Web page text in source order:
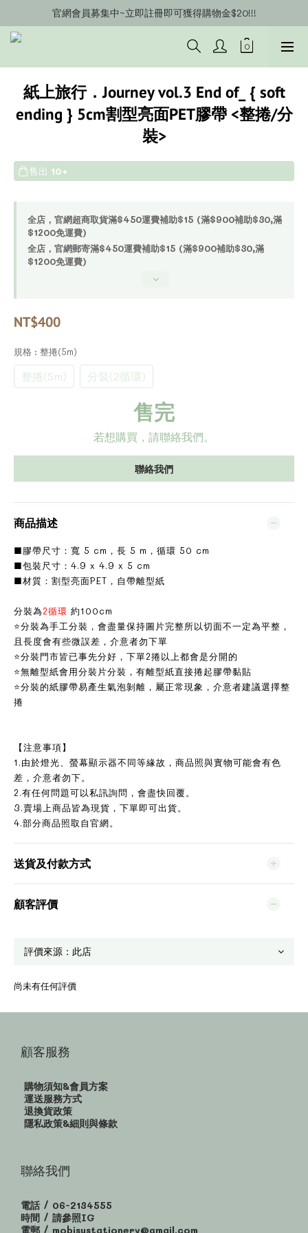
官網會員募集中~立即註冊即可獲得購物金$20!!!
官網會員募集中~立即註冊即可獲得購物金$20!!!
官網購物滿$450補助運費$15 (以此類推)
官網購物超商郵寄滿$1200/宅配到府滿$1600免運費!!
官網會員募集中~立即註冊即可獲得購物金$20!!!
紙上旅行．Journey vol.3 End of_ { soft
ending } 5cm割型亮面PET膠帶 <整捲/分
裝>
售出 10+
全店，官網超商取貨滿$450運費補助$15 (滿$900補助$30,滿
$1200免運費)
全店，官網郵寄滿$450運費補助$15 (滿$900補助$30,滿
$1200免運費)
NT$400
規格 : 整捲(5m)
整捲(5m) 分裝(2循環)
售完
若想購買，請聯絡我們。
聯絡我們
商品描述
■膠帶尺寸：寬 5 cm，長 5 m，循環 50 cm
■包裝尺寸：4.9 x 4.9 x 5 cm
■材質：割型亮面PET，自帶離型紙
分裝為2循環 約100cm
⭐分裝為手工分裝，會盡量保持圖片完整所以切面不一定為平整，
且長度會有些微誤差，介意者勿下單
⭐分裝門市皆已事先分好，下單2捲以上都會是分開的
⭐無離型紙會用分裝片分裝，有離型紙直接捲起膠帶黏貼
⭐分裝的紙膠帶易產生氣泡剝離，屬正常現象，介意者建議選擇整
捲
【注意事項】
1.由於燈光、螢幕顯示器不同等緣故，商品照與實物可能會有色
差，介意者勿下。
2.有任何問題可以私訊詢問，會盡快回覆。
3.賣場上商品皆為現貨，下單即可出貨。
4.部分商品照取自官網。
送貨及付款方式
顧客評價
尚未有任何評價
顧客服務
購物須知&會員方案
運送服務方式
退換貨政策
隱私政策&細則與條款
聯絡我們
電話 / 06-2134555
時間 / 請參照IG
電郵 / mobisustationery@gmail.com